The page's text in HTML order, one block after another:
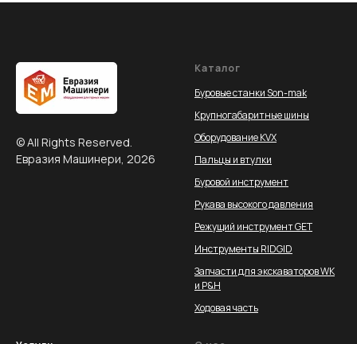
© All Rights Reserved.
Евразия Машинери, 2026
Каталог
Буровые станки Son-mak
Крупногабаритные шины
Оборудование KVX
Пальцы и втулки
Буровой инструмент
Рукава высокого давления
Режущий инструмент GET
Инструменты RIDGID
Запчасти для экскаваторов WK
и P&H
Ходовая часть